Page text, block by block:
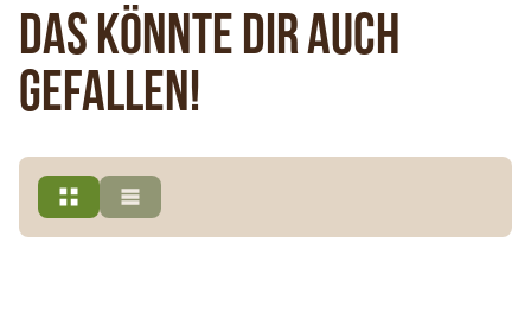
Das könnte dir auch
gefallen!